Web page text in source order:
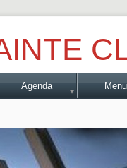
Agenda